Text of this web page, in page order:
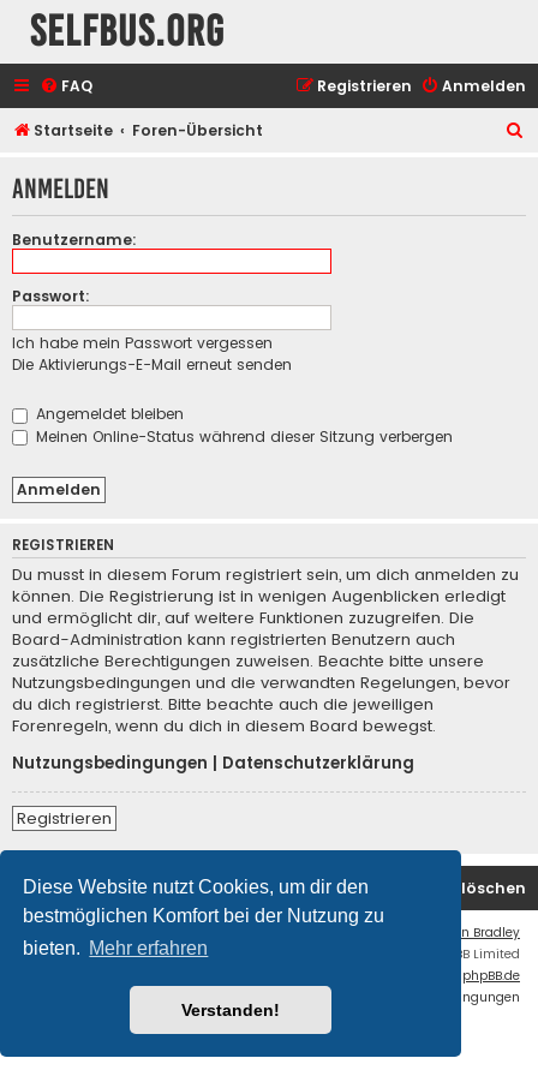
Diese Website nutzt Cookies, um dir den
bestmöglichen Komfort bei der Nutzung zu
bieten. Mehr erfahren
Verstanden!
selfbus.org
FAQ Anmelden
Registrieren
Startseite Foren-Übersicht
h
Anmelden
Benutzername:
Passwort:
Ich habe mein Passwort vergessen
Die Aktivierungs-E-Mail erneut senden
Angemeldet bleiben
Meinen Online-Status während dieser Sitzung verbergen
REGISTRIEREN
Du musst in diesem Forum registriert sein, um dich anmelden zu
können. Die Registrierung ist in wenigen Augenblicken erledigt
und ermöglicht dir, auf weitere Funktionen zuzugreifen. Die
Board-Administration kann registrierten Benutzern auch
zusätzliche Berechtigungen zuweisen. Beachte bitte unsere
Nutzungsbedingungen und die verwandten Regelungen, bevor
du dich registrierst. Bitte beachte auch die jeweiligen
Forenregeln, wenn du dich in diesem Board bewegst.
Nutzungsbedingungen
Datenschutzerklärung
Registrieren
Startseite Foren-Übersicht Alle Cookies löschen
Ian Bradley
Powered by
® Forum Software © phpBB Limited
phpBB.de
Nutzungsbedingungen